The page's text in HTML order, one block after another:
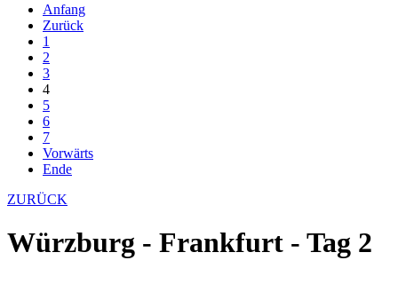
Anfang
Zurück
1
2
3
4
5
6
7
Vorwärts
Ende
ZURÜCK
Würzburg - Frankfurt - Tag 2